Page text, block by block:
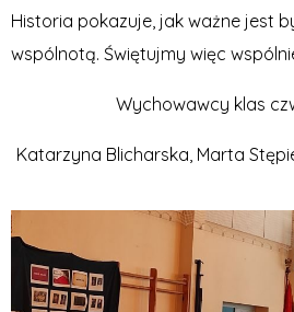
Historia pokazuje, jak ważne jest
wspólnotą. Świętujmy więc
Wychowawcy klas
Katarzyna Blicharska, Marta